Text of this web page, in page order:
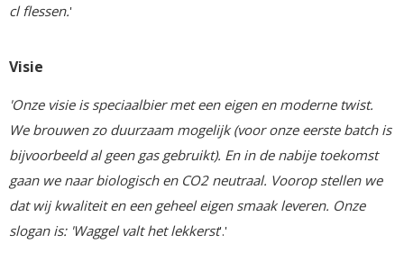
cl flessen.'
Visie
'Onze visie is speciaalbier met een eigen en moderne twist.
We brouwen zo duurzaam mogelijk (voor onze eerste batch is
bijvoorbeeld al geen gas gebruikt). En in de nabije toekomst
gaan we naar biologisch en CO2 neutraal. Voorop stellen we
dat wij kwaliteit en een geheel eigen smaak leveren. Onze
slogan is: 'Waggel valt het lekkerst'.'